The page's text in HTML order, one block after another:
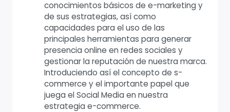
conocimientos básicos de e-marketing y
de sus estrategias, así como
capacidades para el uso de las
principales herramientas para generar
presencia online en redes sociales y
gestionar la reputación de nuestra marca.
Introduciendo así el concepto de s-
commerce y el importante papel que
juega el Social Media en nuestra
estrategia e-commerce.